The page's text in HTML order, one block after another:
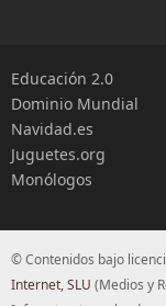
Educación 2.0
Dominio Mundial
Navidad.es
Juguetes.org
Monólogos
© Contenidos bajo
Internet, SLU (Medios y